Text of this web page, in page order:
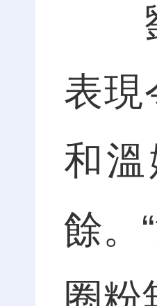
劉
表現
和
餘。